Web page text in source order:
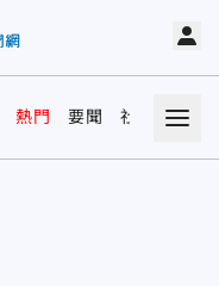
熱門 要聞 社會 娛樂